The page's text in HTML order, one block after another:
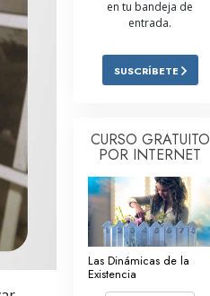
Respuestas a las Drogas
Herramientas para el Entorno Laboral
La Ética y las
Condiciones
La Causa de la Supresión
Investigaciones
Los Fundamentos de la Organización
Los Fundamentos de las Relaciones
en tu bandeja de
entrada.
SUSCRÍBETE
CURSO GRATUITO
POR INTERNET
Las Dinámicas de la
Existencia